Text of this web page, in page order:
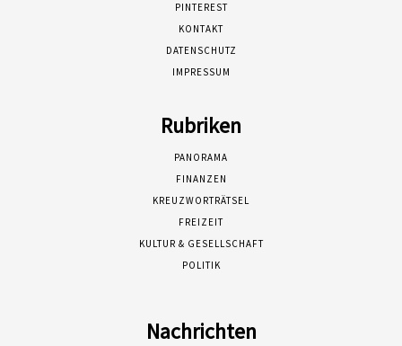
PINTEREST
KONTAKT
DATENSCHUTZ
IMPRESSUM
Rubriken
PANORAMA
FINANZEN
KREUZWORTRÄTSEL
FREIZEIT
KULTUR & GESELLSCHAFT
POLITIK
Nachrichten